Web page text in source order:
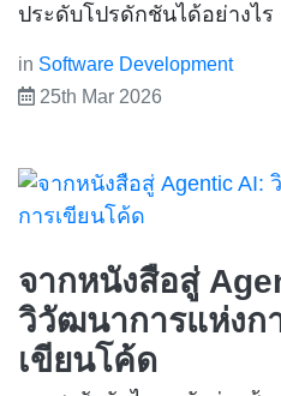
ประดับโปรดักชันได้อย่างไร
in Software Development
25th Mar 2026
จากหนังสือสู่
วิวัฒนาการแห่งก
เขียนโค้ด